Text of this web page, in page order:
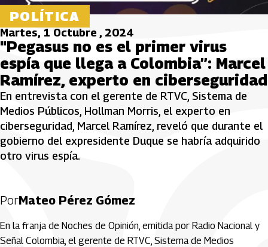
POLÍTICA
Martes, 1 Octubre , 2024
"Pegasus no es el primer virus
espía que llega a Colombia”: Marcel
Ramírez, experto en ciberseguridad
En entrevista con el gerente de RTVC, Sistema de
Medios Públicos, Hollman Morris, el experto en
ciberseguridad, Marcel Ramírez, reveló que durante el
gobierno del expresidente Duque se habría adquirido
otro virus espía.
PorMateo Pérez Gómez
En la franja de Noches de Opinión, emitida por Radio Nacional y
Señal Colombia, el gerente de RTVC, Sistema de Medios